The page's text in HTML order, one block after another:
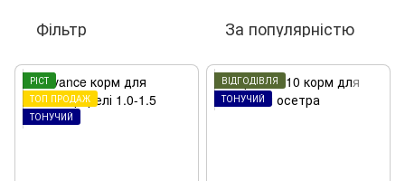
Фільтр За популярністю
РІСТ
ТОП ПРОДАЖ
ТОНУЧИЙ
ВІДГОДІВЛЯ
ТОНУЧИЙ